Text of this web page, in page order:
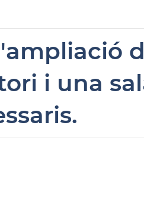
i una